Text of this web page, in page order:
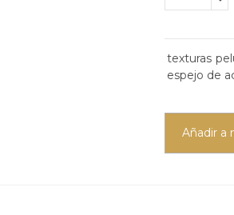
texturas
espejo de
Añadir a